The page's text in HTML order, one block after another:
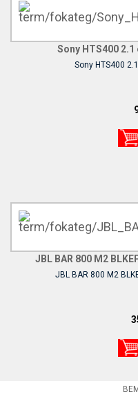
Sony HTS400
Sony HTS400
JBL BAR 800 M2
JBL BAR 800 M2